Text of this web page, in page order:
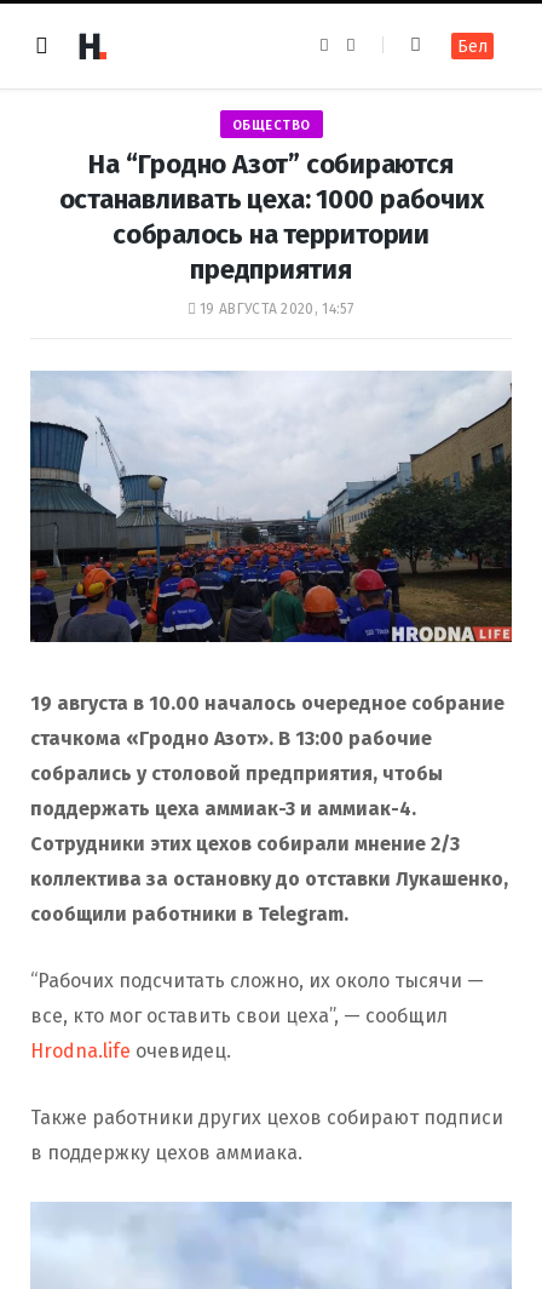
e
k
t
a
m
Бел
ОБЩЕСТВО
На “Гродно Азот” собираются
останавливать цеха: 1000 рабочих
собралось на территории
предприятия
19 АВГУСТА 2020, 14:57
19 августа в 10.00 началось очередное собрание
стачкома «Гродно Азот». В 13:00 рабочие
собрались у столовой предприятия, чтобы
поддержать цеха аммиак-3 и аммиак-4.
Сотрудники этих цехов собирали мнение 2/3
коллектива за остановку до отставки Лукашенко,
сообщили работники в Telegram.
“Рабочих подсчитать сложно, их около тысячи —
все, кто мог оставить свои цеха”, — сообщил
Hrodna.life очевидец.
Также работники других цехов собирают подписи
в поддержку цехов аммиака.